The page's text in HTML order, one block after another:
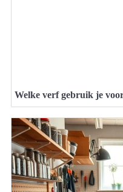
Welke verf gebruik je